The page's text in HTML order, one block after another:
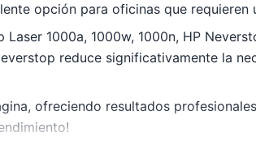
opción para oficinas que
1000a, 1000w, 1000n, HP
reduce significativamente la
ofreciendo resultados